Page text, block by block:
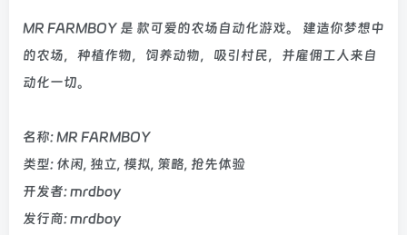
MR FARMBOY 是 款可爱的农场自动化游戏。 建造你梦想中
的农场，种植作物，饲养动物，吸引村民，并雇佣工人来自
动化一切。
名称: MR FARMBOY
类型: 休闲, 独立, 模拟, 策略, 抢先体验
开发者: mrdboy
发行商: mrdboy